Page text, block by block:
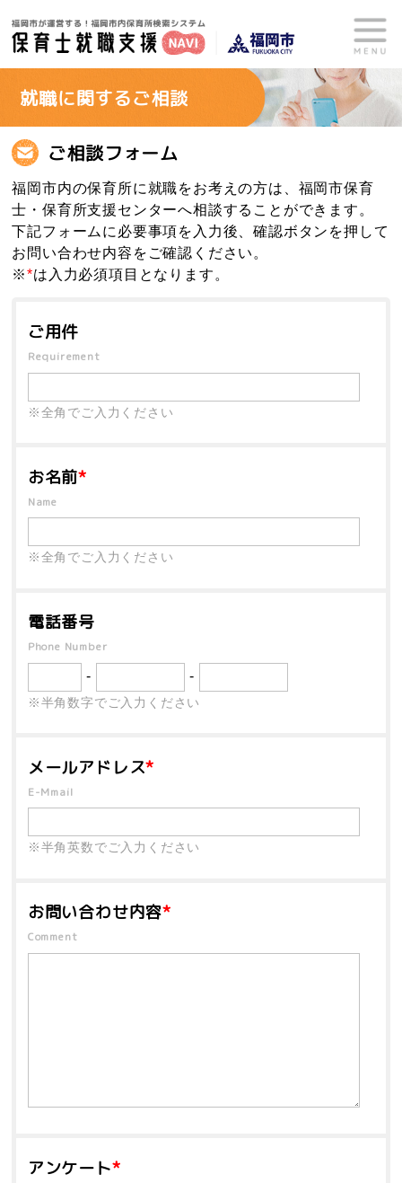
就職に関するご相談
ご相談フォーム
福岡市内の保育所に就職をお考えの方は、福岡市保育
士・保育所支援センターへ相談することができます。
下記フォームに必要事項を入力後、確認ボタンを押して
お問い合わせ内容をご確認ください。
※*は入力必須項目となります。
ご用件
Requirement
※全角でご入力ください
お名前*
Name
※全角でご入力ください
電話番号
Phone Number
-
-
※半角数字でご入力ください
メールアドレス*
E-Mmail
※半角英数でご入力ください
お問い合わせ内容*
Comment
アンケート*